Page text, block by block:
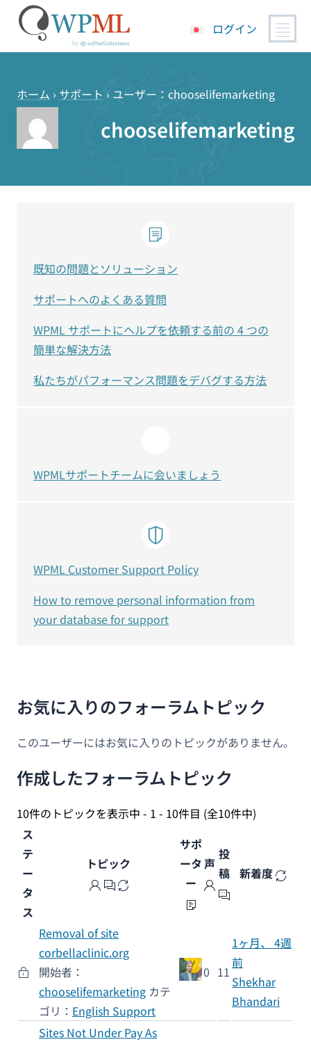
ログイン
ホーム › サポート › ユーザー：chooselifemarketing
chooselifemarketing
お気に入りのフォーラムトピック
このユーザーにはお気に入りのトピックがありません。
作成したフォーラムトピック
10件のトピックを表示中 - 1 - 10件目 (全10件中)
ス
テ
ー
タ
ス
トピック
サポ
ータ
ー
声
投
稿
新着度
Removal of site
corbellaclinic.org
開始者：
chooselifemarketing カテ
ゴリ： English Support
0 11
1ヶ月、 4週
前
Shekhar
Bhandari
Sites Not Under Pay As
既知の問題とソリューション
サポートへのよくある質問
WPML サポートにヘルプを依頼する前の 4 つの
簡単な解決方法
私たちがパフォーマンス問題をデバグする方法
WPMLサポートチームに会いましょう
WPML Customer Support Policy
How to remove personal information from
your database for support